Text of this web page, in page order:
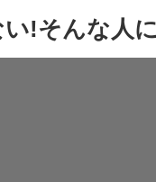
!そんな人